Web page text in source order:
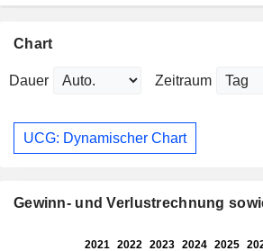
Chart
Dauer Zeitraum
UCG: Dynamischer Chart
Gewinn- und Verlustrechnung